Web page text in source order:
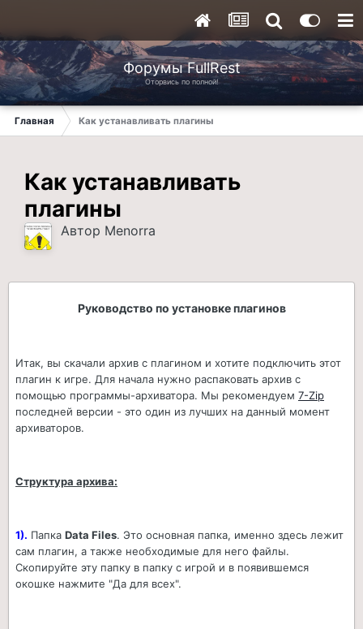
Форумы FullRest
Оторвись по полной!
Главная Как устанавливать плагины
Как устанавливать
плагины
Автор Menorra
Руководство по установке плагинов
Итак, вы скачали архив с плагином и хотите подключить этот
плагин к игре. Для начала нужно распаковать архив с
помощью программы-архиватора. Мы рекомендуем 7-Zip
последней версии - это один из лучших на данный момент
архиваторов.
Структура архива:
1). Папка Data Files. Это основная папка, именно здесь лежит
сам плагин, а также необходимые для него файлы.
Скопируйте эту папку в папку с игрой и в появившемся
окошке нажмите "Да для всех".